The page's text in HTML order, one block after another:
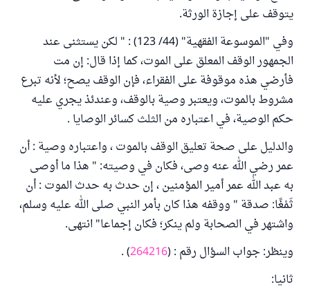
يتوقف على إجازة الورثة.
وفي "الموسوعة الفقهية" (44/ 123) : " لكن يستثنى عند
الجمهور الوقف المعلق على الموت، كما إذا قال: إن مت
فأرضي هذه موقوفة على الفقراء، فإن الوقف يصح؛ لأنه تبرع
مشروط بالموت، ويعتبر وصية بالوقف، وعندئذ يجري عليه
حكم الوصية، في اعتباره من الثلث كسائر الوصايا .
والدليل على صحة تعليق الوقف بالموت ، واعتباره وصية : أن
عمر رضي الله عنه وصى، فكان في وصيته: " هذا ما أوصى
به عبد الله عمر أمير المؤمنين ، إن حدث به حدث الموت : أن
ثَمْغًا: صدقة " ووقفه هذا كان بأمر النبي صلى الله عليه وسلم،
واشتهر في الصحابة ولم ينكر؛ فكان إجماعا" انتهى.
وينظر: جواب السؤال رقم : (264216
) .
ثانيا: